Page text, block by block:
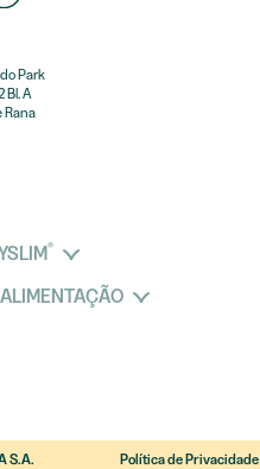
Park
Bl. A
Rana
®
S.A. Política de Privacidade